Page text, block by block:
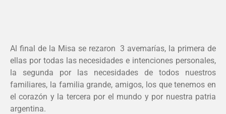
Al final de la Misa se rezaron 3 avemarías, la primera de
ellas por todas las necesidades e intenciones personales,
la segunda por las necesidades de todos nuestros
familiares, la familia grande, amigos, los que tenemos en
el corazón y la tercera por el mundo y por nuestra patria
argentina.